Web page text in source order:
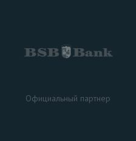
Официальный партнер